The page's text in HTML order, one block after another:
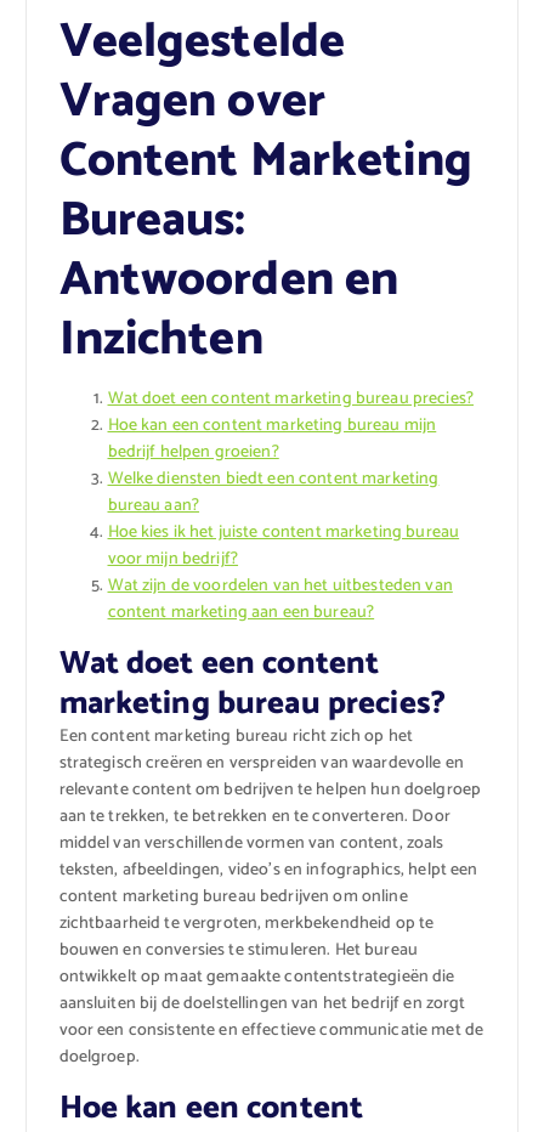
Veelgestelde
Vragen over
Content Marketing
Bureaus:
Antwoorden en
Inzichten
Wat doet een content marketing bureau precies?
Hoe kan een content marketing bureau mijn
bedrijf helpen groeien?
Welke diensten biedt een content marketing
bureau aan?
Hoe kies ik het juiste content marketing bureau
voor mijn bedrijf?
Wat zijn de voordelen van het uitbesteden van
content marketing aan een bureau?
Wat doet een content
marketing bureau precies?
Een content marketing bureau richt zich op het
strategisch creëren en verspreiden van waardevolle en
relevante content om bedrijven te helpen hun doelgroep
aan te trekken, te betrekken en te converteren. Door
middel van verschillende vormen van content, zoals
teksten, afbeeldingen, video’s en infographics, helpt een
content marketing bureau bedrijven om online
zichtbaarheid te vergroten, merkbekendheid op te
bouwen en conversies te stimuleren. Het bureau
ontwikkelt op maat gemaakte contentstrategieën die
aansluiten bij de doelstellingen van het bedrijf en zorgt
voor een consistente en effectieve communicatie met de
doelgroep.
Hoe kan een content